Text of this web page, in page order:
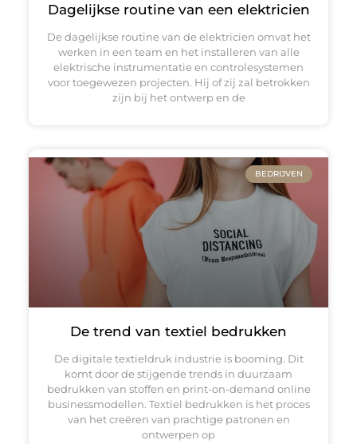
Dagelijkse routine van een elektricien
De dagelijkse routine van de elektricien omvat het
werken in een team en het installeren van alle
elektrische instrumentatie en controlesystemen
voor toegewezen projecten. Hij of zij zal betrokken
zijn bij het ontwerp en de
BEDRIJVEN
De trend van textiel bedrukken
De digitale textieldruk industrie is booming. Dit
komt door de stijgende trends in duurzaam
bedrukken van stoffen en print-on-demand online
businessmodellen. Textiel bedrukken is het proces
van het creëren van prachtige patronen en
ontwerpen op